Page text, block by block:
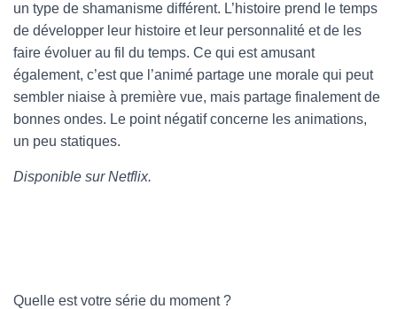
un type de shamanisme différent. L’histoire prend le temps
de développer leur histoire et leur personnalité et de les
faire évoluer au fil du temps. Ce qui est amusant
également, c’est que l’animé partage une morale qui peut
sembler niaise à première vue, mais partage finalement de
bonnes ondes. Le point négatif concerne les animations,
un peu statiques.
Disponible sur Netflix.
Quelle est votre série du moment ?